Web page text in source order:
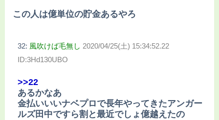
この人は億単位の貯金あるやろ
32: 風吹けば毛無し 2020/04/25(土) 15:34:52.22
ID:3Hd130UBO
>>22
あるかなあ
金払いいいナベプロで長年やってきたアンガー
ルズ田中ですら割と最近でしょ億越えたの